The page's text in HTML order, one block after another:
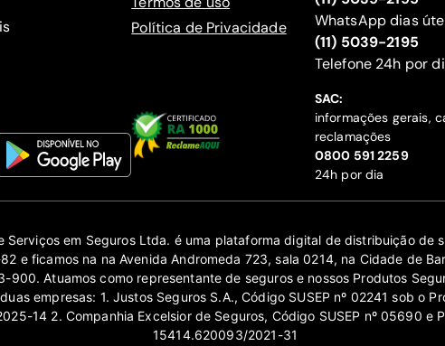
Política de Privacidade
WhatsApp dias
(11) 5039-2195
‍Telefone 24h por
SAC:
informações gerais,
reclamações
‍0800 591 2259
24h por dia
Serviços em Seguros Ltda. é uma plataforma digital de distribuição de
e ficamos na na Avenida Andromeda 723, sala 0214, na Cidade de
900. Atuamos como representante de seguros e nossos Produtos
empresas: 1. Justos Seguros S.A., Código SUSEP nº 02241 sob o
14 2. Companhia Excelsior de Seguros, Código SUSEP nº 05690 e
15414.620093/2021-31